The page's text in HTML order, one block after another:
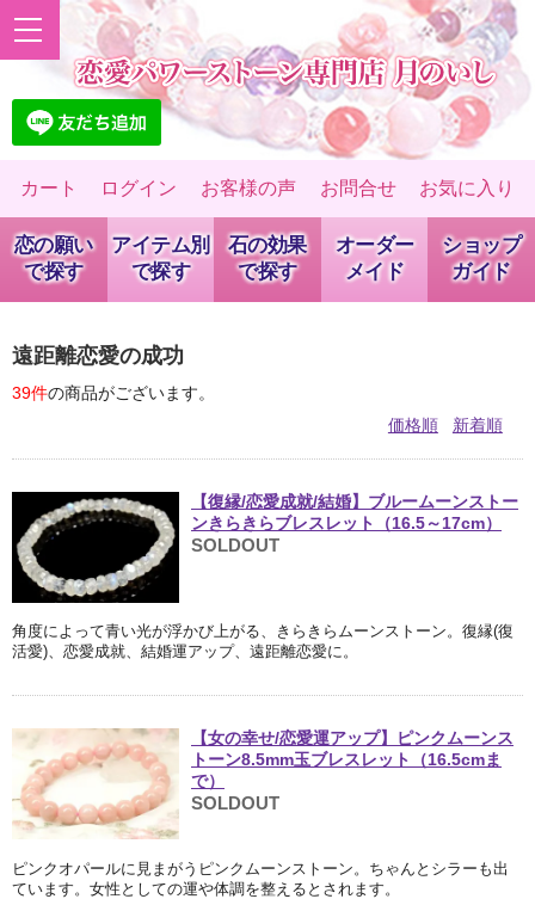
カート ログイン お客様の声 お問合せ お気に入り
恋の願い
で探す
アイテム別
で探す
石の効果
で探す
オーダー
メイド
ショップ
ガイド
遠距離恋愛の成功
39件の商品がございます。
価格順
新着順
【復縁/恋愛成就/結婚】ブルームーンストー
ンきらきらブレスレット（16.5～17cm）
SOLDOUT
角度によって青い光が浮かび上がる、きらきらムーンストーン。復縁(復
活愛)、恋愛成就、結婚運アップ、遠距離恋愛に。
【女の幸せ/恋愛運アップ】ピンクムーンス
トーン8.5mm玉ブレスレット（16.5cmま
で）
SOLDOUT
ピンクオパールに見まがうピンクムーンストーン。ちゃんとシラーも出
ています。女性としての運や体調を整えるとされます。